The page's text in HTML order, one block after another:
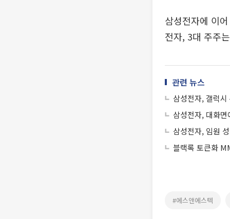
삼성전자에 이
전자, 3대 주주
관련 뉴스
삼성전자, 갤럭
삼성전자, 대화
삼성전자, 임원
블랙록 토큰화
#에스앤에스텍